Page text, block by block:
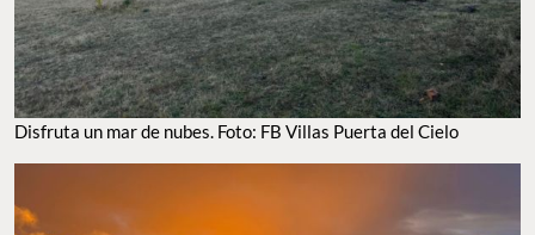
Disfruta un mar de nubes. Foto: FB Villas Puerta del Cielo